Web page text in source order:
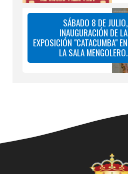
SÁBADO 8 DE JULIO,
INAUGURACIÓN DE LA
EXPOSICIÓN "CATACUMBA" EN
LA SALA MENGOLERO.